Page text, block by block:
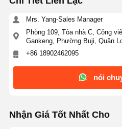
Mrs. Yang-Sales Manager
Phòng 109, Tòa nhà C, Công
Gankeng, Phường Buji, Quận
+86 18902462095
nói
Nhận Giá Tốt Nhất Cho